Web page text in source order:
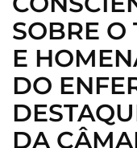
SOBRE O
E
DO
DA